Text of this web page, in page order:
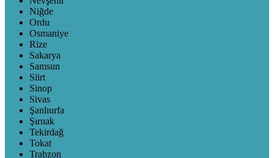
Niğde
Ordu
Osmaniye
Rize
Sakarya
Samsun
Siirt
Sinop
Sivas
Şanlıurfa
Şırnak
Tekirdağ
Tokat
Trabzon